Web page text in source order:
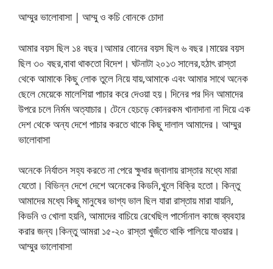
আম্মুর ভালোবাসা | আম্মু ও কচি বোনকে চোদা
আমার বয়স ছিল ১৪ বছর।আমার বোনের বয়স ছিল ৬ বছর।মায়ের বয়স
ছিল ৩০ বছর,বাবা থাকতো বিদেশ। ঘটনাটা ২০১৩ সালের,হঠাৎ রাস্তা
থেকে আমাকে কিছু লোক তুলে নিয়ে যায়,আমাকে এবং আমার সাথে অনেক
ছেলে মেয়েকে মালেশিয়া পাচার করে দেওয়া হয়। দিনের পর দিন আমাদের
উপরে চলে নির্মম অত্যাচার। টেনে হেচড়ে কোনরকম খানাদানা না দিয়ে এক
দেশ থেকে অন্য দেশে পাচার করতে থাকে কিছু দালাল আমাদের। ​​আম্মুর
ভালোবাসা
অনেকে নির্যাতন সহ্য করতে না পেরে ক্ষুধার জ্বালায় রাস্তার মধ্যে মারা
যেতো। বিভিন্ন দেশে দেশে অনেকের কিডনি,খুলে বিক্রি হতো। কিন্তু
আমাদের মধ্যে কিছু মানুষের ভাগ্য ভাল ছিল যারা রাস্তায় মারা যায়নি,
কিডনি ও খোলা হয়নি, আমাদের বাচিয়ে রেখেছিল পার্সোনাল কাজে ব্যবহার
করার জন্য।কিন্তু আমরা ১৫-২০ রাস্তা খুজঁতে থাকি পালিয়ে যাওয়ার। ​​
আম্মুর ভালোবাসা